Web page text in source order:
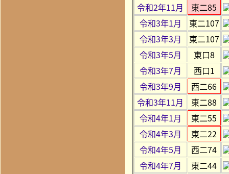
令和2年11月
東二85
令和3年1月
東二107
令和3年3月
東二107
令和3年5月
東口8
令和3年7月
西口1
令和3年9月
西二66
令和3年11月
東二88
令和4年1月
東二55
令和4年3月
東二22
令和4年5月
西二74
令和4年7月
東二44